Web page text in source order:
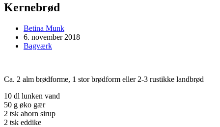
Kernebrød
Post
author:
Betina Munk
Post
published:
6. november 2018
Post
Bagværk
Ca. 2 alm brødforme, 1 stor brødform eller 2-3 rustikke landbrød
10 dl lunken vand
50 g øko gær
2 tsk ahorn sirup
2 tsk eddike